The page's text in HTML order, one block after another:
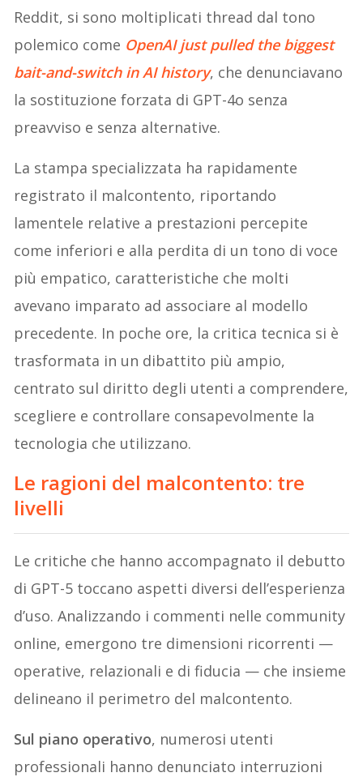
Reddit, si sono moltiplicati thread dal tono
polemico come OpenAI just pulled the biggest
bait-and-switch in AI history, che denunciavano
la sostituzione forzata di GPT-4o senza
preavviso e senza alternative.
La stampa specializzata ha rapidamente
registrato il malcontento, riportando
lamentele relative a prestazioni percepite
come inferiori e alla perdita di un tono di voce
più empatico, caratteristiche che molti
avevano imparato ad associare al modello
precedente. In poche ore, la critica tecnica si è
trasformata in un dibattito più ampio,
centrato sul diritto degli utenti a comprendere,
scegliere e controllare consapevolmente la
tecnologia che utilizzano.
Le ragioni del malcontento: tre
livelli
Le critiche che hanno accompagnato il debutto
di GPT-5 toccano aspetti diversi dell’esperienza
d’uso. Analizzando i commenti nelle community
online, emergono tre dimensioni ricorrenti —
operative, relazionali e di fiducia — che insieme
delineano il perimetro del malcontento.
Sul piano operativo, numerosi utenti
professionali hanno denunciato interruzioni